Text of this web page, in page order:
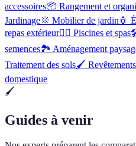
accessoires📦 Rangement et
Jardinage🌞 Mobilier de jardin 🏮
repas extérieur🏊‍♂️ Piscines et spas
semences🏞️ Aménagement
Traitement des sols🖌️
domestique
🖌️
Guides à venir